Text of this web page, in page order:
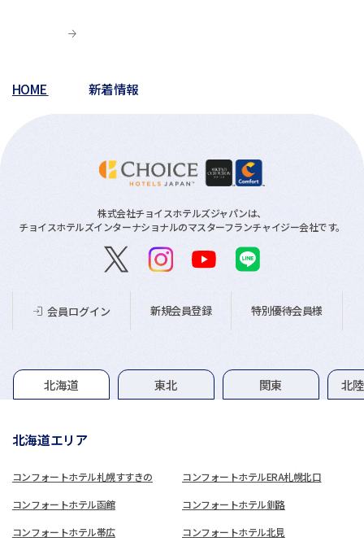
HOME 新着情報
株式会社チョイスホテルズジャパンは、
チョイスホテルズインターナショナルのマスターフランチャイジー会社です。
会員ログイン 新規会員登録 特別優待会員様
グループホテル一覧
北海道 東北 関東 北
北海道エリア
コンフォートホテル札幌すすきの コンフォートホテルERA札幌北口
コンフォートホテル函館 コンフォートホテル釧路
コンフォートホテル帯広 コンフォートホテル北見